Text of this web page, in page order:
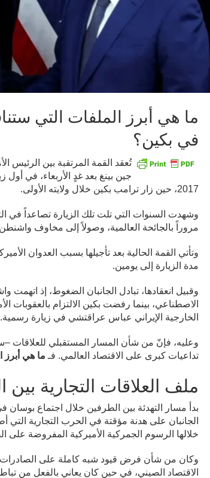
ما هي أبرز الملفات التي
في بكين؟
تُعقد القمة المرتقبة بين الرئيس
جين بينغ بعد غدٍ الأربعاء، في
2017، حين زار ترامب بكين خلال ولايته الأولى.
وشهدت السنوات التي تلت تلك الزيارة تصاعداً في
مروراً بالجائحة العالمية، وصولاً إلى مخاوف
وتأتي القمة الحالية بعد تأجيلها بسبب العدوان
مدة الزيارة إلى يومين.
وقبيل انعقادها، تبادل الجانبان الضغوط، إذ
الاصطناعي، بينما رفضت بكين الالتزام بالعقوبات
الخارجية الإيراني عباس عراقتشي في زيارة رسمية.
وعليه، فإنّ من شأن المسار المستقبلي للعلاقات
تداعيات كبرى على الاقتصاد العالمي. فـ ما هي
ملف العلاقات التجارية بين
بدأ مسار التهدئة بين الطرفين خلال اجتماع بوسان
الجانبان على هدنة مؤقتة في الحرب التجارية التي
خلالها الرسوم الجمركية الأميركية المفروضة على
وكان من شأن فرض قيود شبه كاملة على الصادرات
الاقتصاد الصيني، في حين كان يعاني بالفعل من